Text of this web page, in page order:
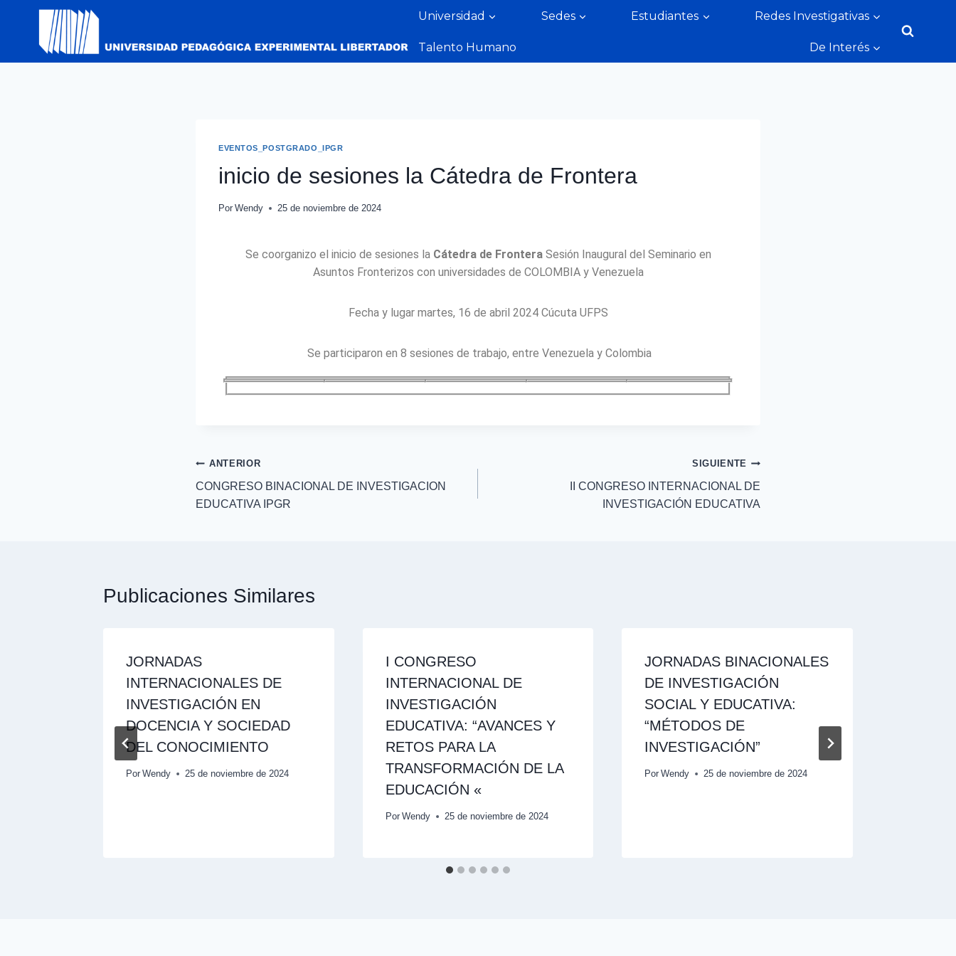
Universidad Sedes Estudiantes Redes Investigativas
Talento Humano De Interés
EVENTOS_POSTGRADO_IPGR
inicio de sesiones la Cátedra de Frontera
Por Wendy 25 de noviembre de 2024
Se coorganizo el inicio de sesiones la Cátedra de FronteraSesión Inaugural del Seminario en
Asuntos Fronterizos con universidades de COLOMBIA y Venezuela
Fecha y lugar martes, 16 de abril 2024 Cúcuta UFPS
Se participaron en 8 sesiones de trabajo, entre Venezuela y Colombia
ANTERIOR
CONGRESO BINACIONAL DE INVESTIGACION
EDUCATIVA IPGR
SIGUIENTE
II CONGRESO INTERNACIONAL DE
INVESTIGACIÓN EDUCATIVA
Publicaciones Similares
JORNADAS
INTERNACIONALES DE
INVESTIGACIÓN EN
DOCENCIA Y SOCIEDAD
DEL CONOCIMIENTO
Por Wendy 25 de noviembre de 2024
I CONGRESO
INTERNACIONAL DE
INVESTIGACIÓN
EDUCATIVA: “AVANCES Y
RETOS PARA LA
TRANSFORMACIÓN DE LA
EDUCACIÓN «
Por Wendy 25 de noviembre de 2024
JORNADAS BINACIONALES
DE INVESTIGACIÓN
SOCIAL Y EDUCATIVA:
“MÉTODOS DE
INVESTIGACIÓN”
Por Wendy 25 de noviembre de 2024